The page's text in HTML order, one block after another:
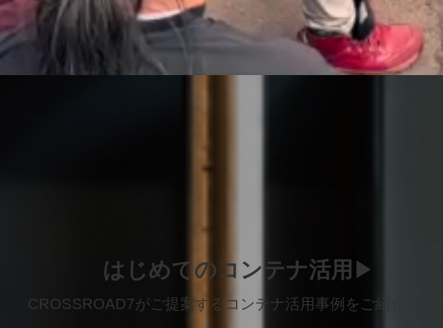
はじめてのコンテナ活用 ▶︎
CROSSROAD7がご提案するコンテナ活用事例をご紹介します